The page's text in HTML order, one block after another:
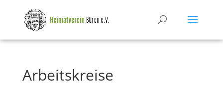
Arbeitskreise